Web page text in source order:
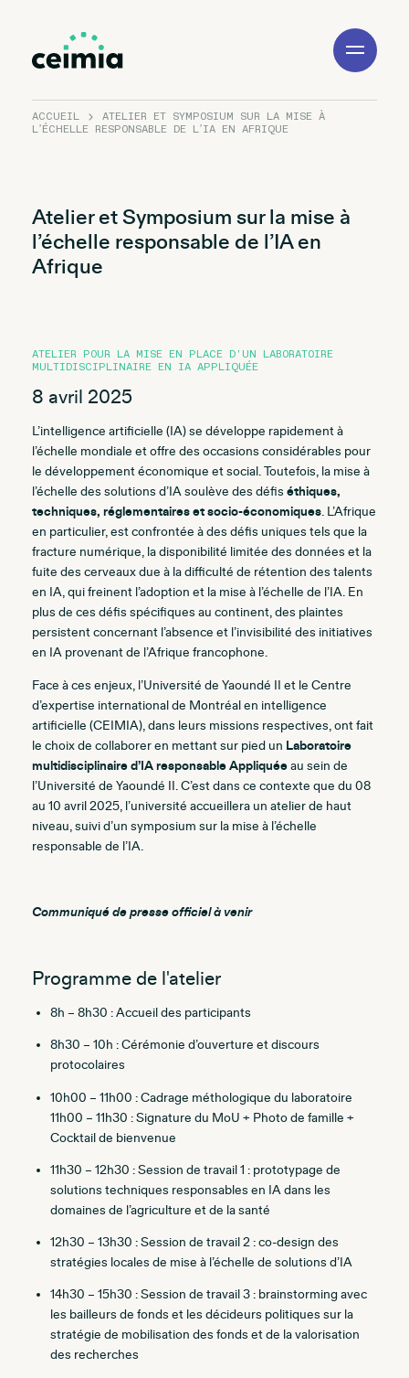
Toggle
Navigation
ACCUEIL
ATELIER ET SYMPOSIUM SUR LA MISE À
L’ÉCHELLE RESPONSABLE DE L’IA EN AFRIQUE
Atelier et Symposium sur la mise à
l’échelle responsable de l’IA en
Afrique
ATELIER POUR LA MISE EN PLACE D'UN LABORATOIRE
MULTIDISCIPLINAIRE EN IA APPLIQUÉE
8 avril 2025
L’intelligence artificielle (IA) se développe rapidement à
l’échelle mondiale et offre des occasions considérables pour
le développement économique et social. Toutefois, la mise à
l’échelle des solutions d’IA soulève des défis éthiques,
techniques, réglementaires et socio-économiques. L’Afrique
en particulier, est confrontée à des défis uniques tels que la
fracture numérique, la disponibilité limitée des données et la
fuite des cerveaux due à la difficulté de rétention des talents
en IA, qui freinent l’adoption et la mise à l’échelle de l’IA. En
plus de ces défis spécifiques au continent, des plaintes
persistent concernant l’absence et l’invisibilité des initiatives
en IA provenant de l’Afrique francophone.
Face à ces enjeux, l’Université de Yaoundé II et le Centre
d’expertise international de Montréal en intelligence
artificielle (CEIMIA), dans leurs missions respectives, ont fait
le choix de collaborer en mettant sur pied un Laboratoire
multidisciplinaire d’IA responsable Appliquéeau sein de
l’Université de Yaoundé II. C’est dans ce contexte que du 08
au 10 avril 2025, l’université accueillera un atelier de haut
niveau, suivi d’un symposium sur la mise à l’échelle
responsable de l’IA.
Communiqué de presse officiel à venir
Programme de l'atelier
8h – 8h30 : Accueil des participants
8h30 – 10h : Cérémonie d’ouverture et discours
protocolaires
10h00 – 11h00 : Cadrage méthologique du laboratoire
11h00 – 11h30 : Signature du MoU + Photo de famille +
Cocktail de bienvenue
11h30 – 12h30 : Session de travail 1 : prototypage de
solutions techniques responsables en IA dans les
domaines de l’agriculture et de la santé
12h30 – 13h30 : Session de travail 2 : co-design des
stratégies locales de mise à l’échelle de solutions d’IA
14h30 – 15h30 : Session de travail 3 : brainstorming avec
les bailleurs de fonds et les décideurs politiques sur la
stratégie de mobilisation des fonds et de la valorisation
des recherches